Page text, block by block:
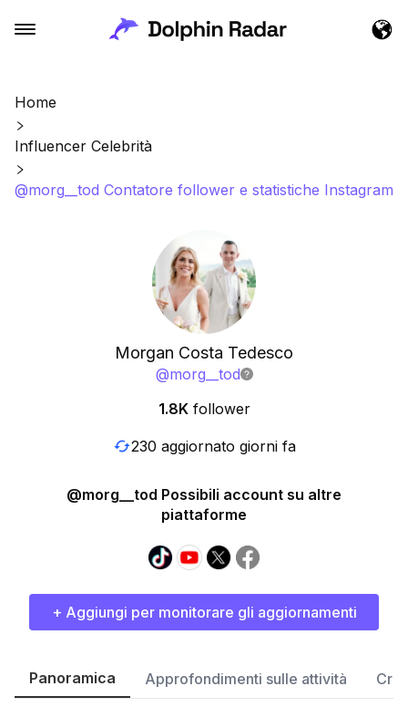
Home
Influencer Celebrità
@morg__tod Contatore follower e statistiche Instagram
Morgan Costa Tedesco
@morg__tod
1.8K follower
230 aggiornato giorni fa
@morg__tod Possibili account su altre
piattaforme
+ Aggiungi per monitorare gli aggiornamenti
Panoramica Approfondimenti sulle attività